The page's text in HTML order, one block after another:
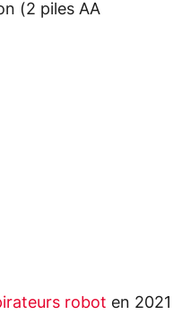
(2 piles AA
robot en 2021